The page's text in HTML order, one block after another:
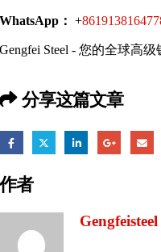
WhatsApp： +
Gengfei Steel - 您的全球高
分享这篇文章
作者
Gengfeisteel